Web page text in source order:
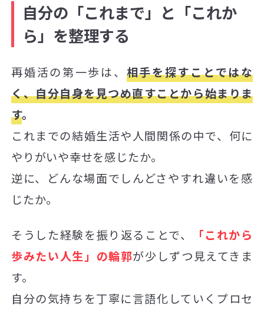
自分の「これまで」と「これか
ら」を整理する
再婚活の第一歩は、 相手を探すことではな
く、自分自身を見つめ直すことから始まりま
す。
これまでの結婚生活や人間関係の中で、何に
やりがいや幸せを感じたか。
逆に、どんな場面でしんどさやすれ違いを感
じたか。
そうした経験を振り返ることで、
「これから
歩みたい人生」の輪郭が少しずつ見えてきま
す。
自分の気持ちを丁寧に言語化していくプロセ